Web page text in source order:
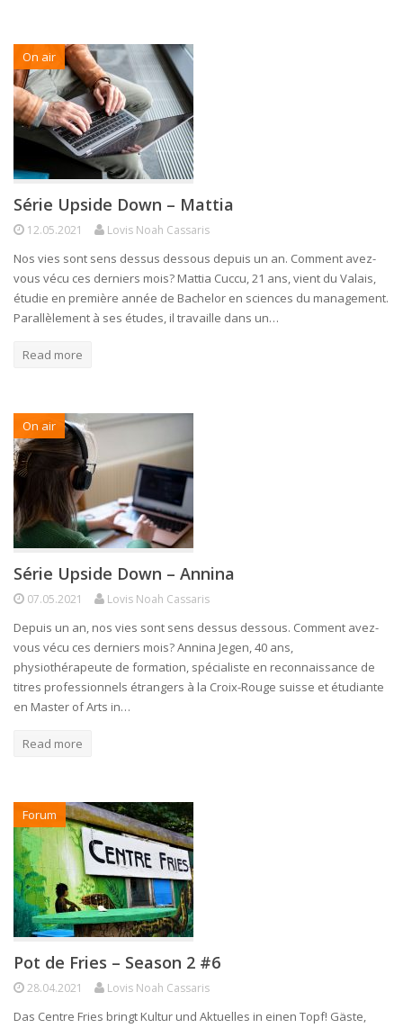
On air
Série Upside Down – Mattia
12.05.2021 Lovis Noah Cassaris
Nos vies sont sens dessus dessous depuis un an. Comment avez-
vous vécu ces derniers mois? Mattia Cuccu, 21 ans, vient du Valais,
étudie en première année de Bachelor en sciences du management.
Parallèlement à ses études, il travaille dans un…
Read more
On air
Série Upside Down – Annina
07.05.2021 Lovis Noah Cassaris
Depuis un an, nos vies sont sens dessus dessous. Comment avez-
vous vécu ces derniers mois? Annina Jegen, 40 ans,
physiothérapeute de formation, spécialiste en reconnaissance de
titres professionnels étrangers à la Croix-Rouge suisse et étudiante
en Master of Arts in…
Read more
Forum
Pot de Fries – Season 2 #6
28.04.2021 Lovis Noah Cassaris
Das Centre Fries bringt Kultur und Aktuelles in einen Topf! Gäste,